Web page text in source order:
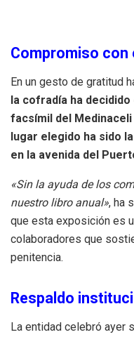
Compromiso con
En un gesto de gratitud
la cofradía ha
facsímil del Medinaceli
lugar elegido ha sido la
en la avenida del
«Sin la ayuda de los
nuestro libro anual», ha
que esta exposición es
colaboradores que
penitencia.
Respaldo
La entidad celebró ayer